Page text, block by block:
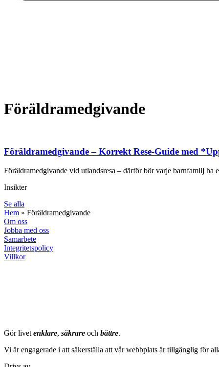
Föräldramedgivande
Föräldramedgivande – Korrekt Rese-Guide med
Föräldramedgivande vid utlandsresa – därför bör varje barnfamilj
Insikter
Se alla
Hem » Föräldramedgivande
Om oss
Jobba med oss
Samarbete
Integritetspolicy
Villkor
Gör livet enklare, säkrare och bättre.
Vi är engagerade i att säkerställa att vår webbplats är tillgänglig för